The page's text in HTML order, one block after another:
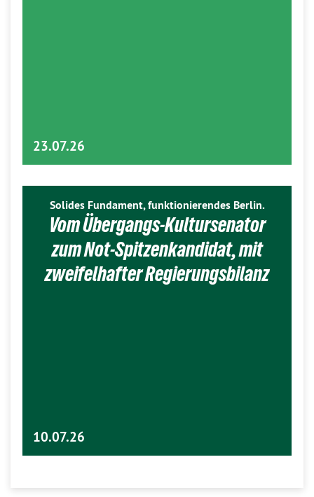
23.07.26
Solides Fundament, funktionierendes Berlin.
Vom Übergangs-Kultursenator
zum Not-Spitzenkandidat, mit
zweifelhafter Regierungsbilanz
10.07.26